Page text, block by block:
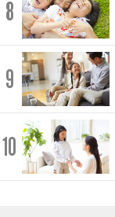
8
9
10